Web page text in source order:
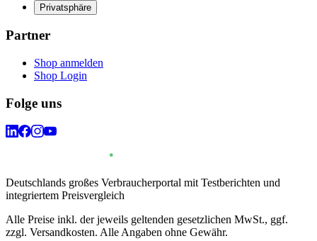
Privatsphäre
Partner
Shop anmelden
Shop Login
Folge uns
Deutschlands großes Verbraucherportal mit Testberichten und
integriertem Preisvergleich
Alle Preise inkl. der jeweils geltenden gesetzlichen MwSt., ggf.
zzgl. Versandkosten. Alle Angaben ohne Gewähr.